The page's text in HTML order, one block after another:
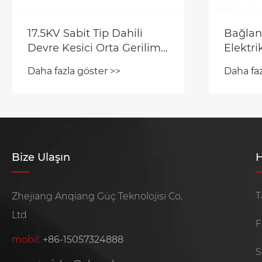
Bağlantı Kesme Anahtarı
Elektrik Güvenliğini ve
Artırır?
Daha fazla göster >> Daha
Bize Ulaşın
Zhejiang Anqiang Güç Teknolojisi Co,
Ltd
mobil: +86-15057324888